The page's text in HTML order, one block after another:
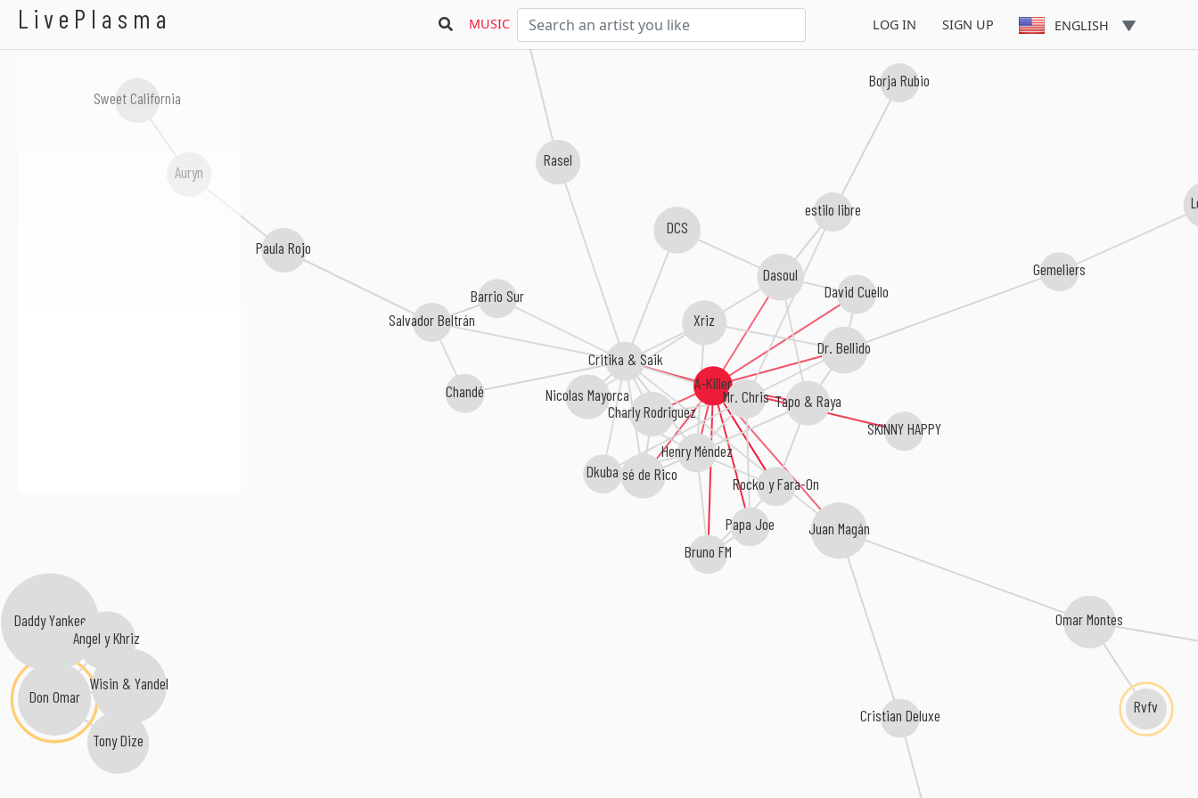
LivePlasma MUSIC LOG IN SIGN UP ENGLISH
A-Killer
Rocko y Fara-On
Papa Joe
Bruno FM
SKINNY HAPPY
Mr. Chris Tapo & Raya
Henry Méndez
Critika & Saik
Dr. Bellido
José de Rico
Charly Rodriguez
David Cuello
Juan Magán
Xriz
Omar Montes
Gemeliers
Chandé
Dasoul
DCS
Nicolas Mayorca
Dkuba
Rasel
estilo libre
Salvador Beltrán
Barrio Sur
Don Omar
Daddy Yankee
Wisin & Yandel
Rvfv
Borja Rubio
Sweet California
Tony Dize
Paula Rojo
Angel y Khriz
Cristian Deluxe
Auryn
A-Killer